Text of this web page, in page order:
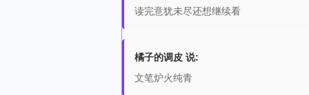
读完意犹未尽还想继续看
橘子的调皮 说:
文笔炉火纯青